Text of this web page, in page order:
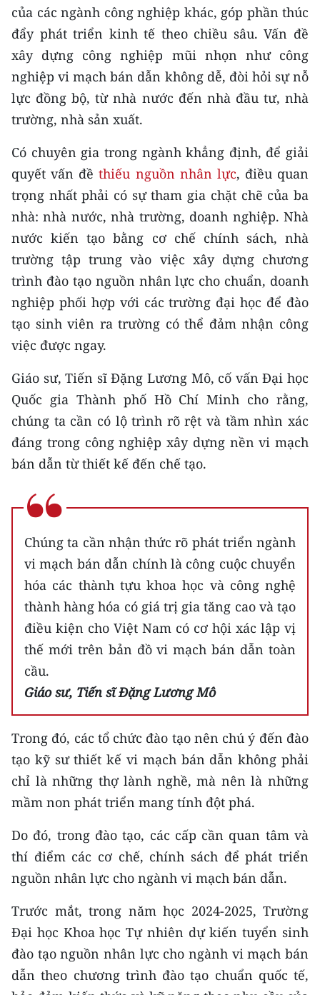
của các ngành công nghiệp khác, góp phần thúc
đẩy phát triển kinh tế theo chiều sâu. Vấn đề
xây dựng công nghiệp mũi nhọn như công
nghiệp vi mạch bán dẫn không dễ, đòi hỏi sự nỗ
lực đồng bộ, từ nhà nước đến nhà đầu tư, nhà
trường, nhà sản xuất.
Có chuyên gia trong ngành khẳng định, để giải
quyết vấn đềthiếu nguồn nhân lực, điều quan
trọng nhất phải có sự tham gia chặt chẽ của ba
nhà: nhà nước, nhà trường, doanh nghiệp. Nhà
nước kiến tạo bằng cơ chế chính sách, nhà
trường tập trung vào việc xây dựng chương
trình đào tạo nguồn nhân lực cho chuẩn, doanh
nghiệp phối hợp với các trường đại học để đào
tạo sinh viên ra trường có thể đảm nhận công
việc được ngay.
Giáo sư, Tiến sĩ Đặng Lương Mô, cố vấn Đại học
Quốc gia Thành phố Hồ Chí Minh cho rằng,
chúng ta cần có lộ trình rõ rệt và tầm nhìn xác
đáng trong công nghiệp xây dựng nền vi mạch
bán dẫn từ thiết kế đến chế tạo.
Chúng ta cần nhận thức rõ phát triển ngành
vi mạch bán dẫn chính là công cuộc chuyển
hóa các thành tựu khoa học và công nghệ
thành hàng hóa có giá trị gia tăng cao và tạo
điều kiện cho Việt Nam có cơ hội xác lập vị
thế mới trên bản đồ vi mạch bán dẫn toàn
cầu.
Giáo sư, Tiến sĩ Đặng Lương Mô
Trong đó, các tổ chức đào tạo nên chú ý đến đào
tạo kỹ sư thiết kế vi mạch bán dẫn không phải
chỉ là những thợ lành nghề, mà nên là những
mầm non phát triển mang tính đột phá.
Do đó, trong đào tạo, các cấp cần quan tâm và
thí điểm các cơ chế, chính sách để phát triển
nguồn nhân lực cho ngành vi mạch bán dẫn.
Trước mắt, trong năm học 2024-2025, Trường
Đại học Khoa học Tự nhiên dự kiến tuyển sinh
đào tạo nguồn nhân lực cho ngành vi mạch bán
dẫn theo chương trình đào tạo chuẩn quốc tế,